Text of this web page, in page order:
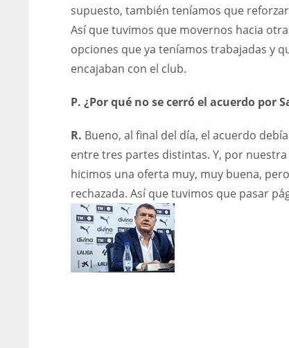
supuesto, también teníamos que
Así que tuvimos que movernos hacia
opciones que ya teníamos trabajadas y
encajaban con el club.
P. ¿Por qué no se cerró el acuerdo por
R. Bueno, al final del día, el acuerdo
entre tres partes distintas. Y, por
hicimos una oferta muy, muy buena,
rechazada. Así que tuvimos que pasar